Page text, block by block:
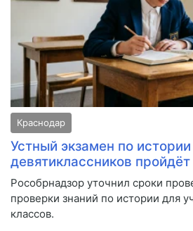
Краснодар
Устный экзамен по
девятиклассников
Рособрнадзор уточнил сроки
проверки знаний по истории для
классов.